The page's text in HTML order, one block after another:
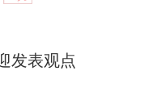
发表观点
回家”改写了